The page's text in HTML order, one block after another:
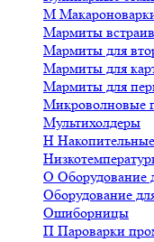
М
Мармиты
Мармиты для
Мармиты для
Мармиты для
Микроволновые
Мультихолдеры
Н
О Оборудование
Оборудование
Ошиборницы
П Пароварки